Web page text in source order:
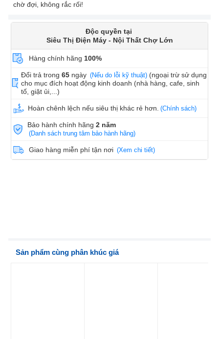
chờ đợi, không rắc rối!
Độc quyền tại
Siêu Thị Điện Máy - Nội Thất Chợ Lớn
Hàng chính hãng 100%
Đổi trả trong 65ngày (Nếu do lỗi kỹ thuật)(ngoại trừ sử dụng
cho mục đích hoạt động kinh doanh (nhà hàng, cafe, sinh
tố, giặt ủi,...)
Hoàn chênh lệch nếu siêu thị khác rẻ hơn. (Chính sách)
Bảo hành chính hãng2 năm
(Danh sách trung tâm bảo hành hãng)
Giao hàng miễn phí tận nơi (Xem chi tiết)
Sản phẩm cùng phân khúc giá